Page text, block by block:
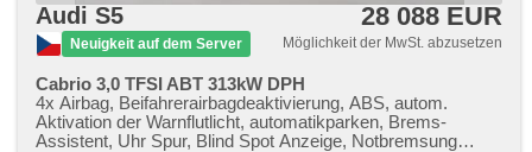
Audi S5
Neuigkeit auf dem Server
28 088 EUR
Möglichkeit der MwSt. abzusetzen
Cabrio 3,0 TFSI ABT 313kW DPH
4x Airbag, Beifahrerairbagdeaktivierung, ABS, autom.
Aktivation der Warnflutlicht, automatikparken, Brems-
Assistent, Uhr Spur, Blind Spot Anzeige, Notbremsung